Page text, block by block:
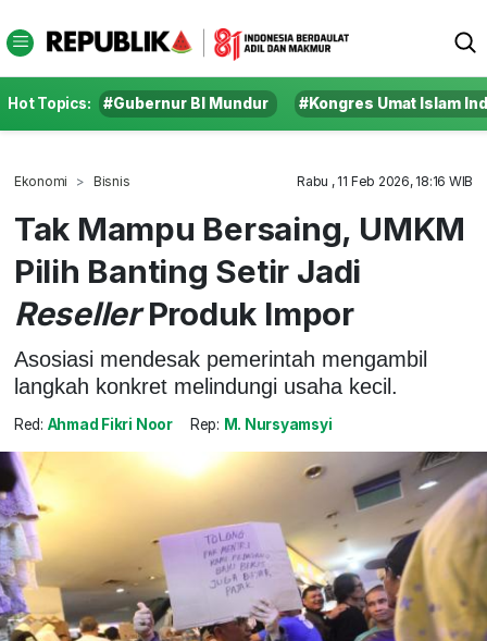
Hot Topics: #Gubernur BI Mundur #Kongres Umat Islam
Ekonomi Bisnis Rabu , 11 Feb 2026, 18:16 WIB
Tak Mampu Bersaing, UMKM
Pilih Banting Setir Jadi
ResellerProduk Impor
Asosiasi mendesak pemerintah mengambil
langkah konkret melindungi usaha kecil.
Red: Ahmad Fikri Noor Rep: M. Nursyamsyi